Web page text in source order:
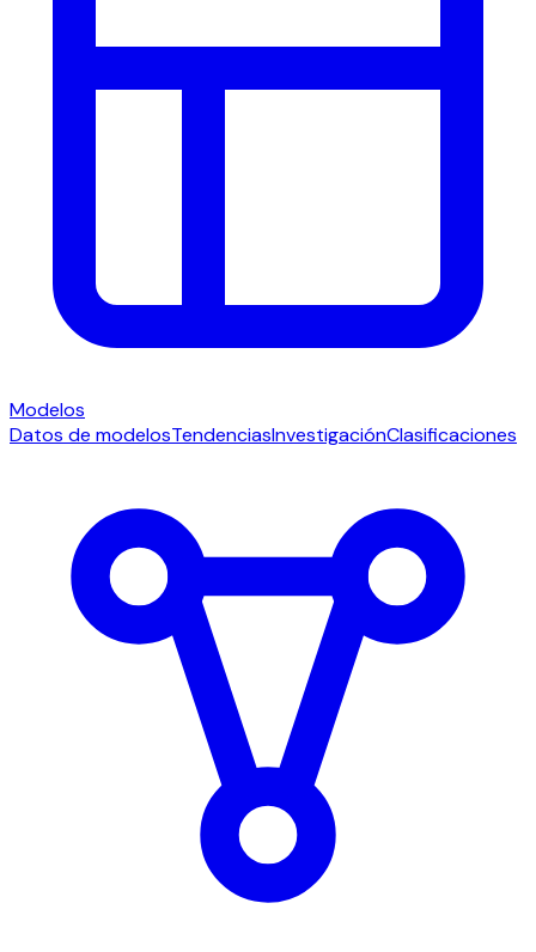
Modelos
Datos de modelosTendenciasInvestigaciónClasificaciones